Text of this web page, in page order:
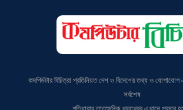
কমপিউটার বিচিত্রা প্রতিনিয়ত দেশ ও বিদেশের তথ্য ও
সর্বশেষ